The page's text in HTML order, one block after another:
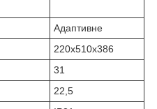
Адаптивне
220х510х386
31
22,5